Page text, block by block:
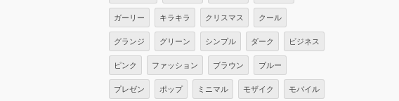
ガーリー キラキラ クリスマス クール
グランジ グリーン シンプル ダーク ビジネス
ピンク ファッション ブラウン ブルー
プレゼン ポップ ミニマル モザイク モバイル